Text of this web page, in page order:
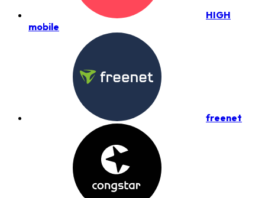
HIGH
mobile
freenet